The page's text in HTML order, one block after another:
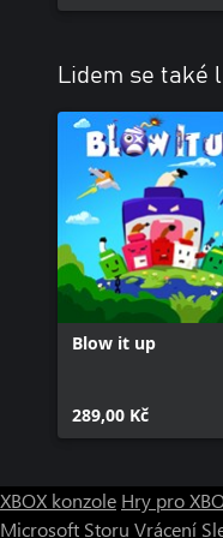
Lidem se také
Blow it up
289,00 Kč
XBOX konzole Hry pro
Microsoft Storu Vrácení